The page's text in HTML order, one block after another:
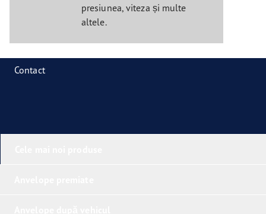
presiunea, viteza și multe
altele.
Contact